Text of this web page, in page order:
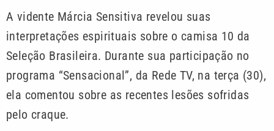
A vidente Márcia Sensitiva revelou suas
interpretações espirituais sobre o camisa 10 da
Seleção Brasileira. Durante sua participação no
programa “Sensacional”, da Rede TV, na terça (30),
ela comentou sobre as recentes lesões sofridas
pelo craque.